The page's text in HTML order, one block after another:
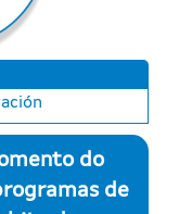
do
de